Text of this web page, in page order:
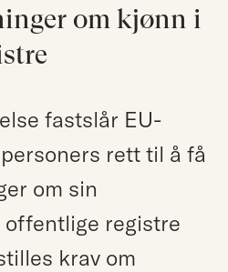
om kjønn i
fastslår EU-
rett til å få
om sin
registre
krav om